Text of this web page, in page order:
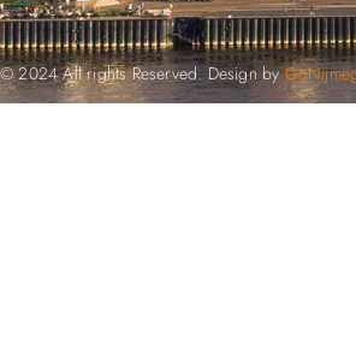
© 2024 All rights Reserved. Design by